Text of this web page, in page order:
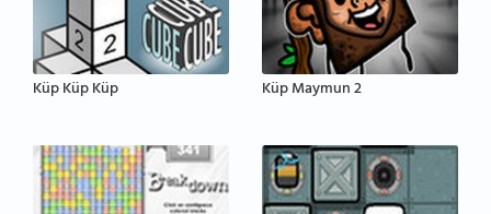
Küp Küp Küp Küp Maymun 2